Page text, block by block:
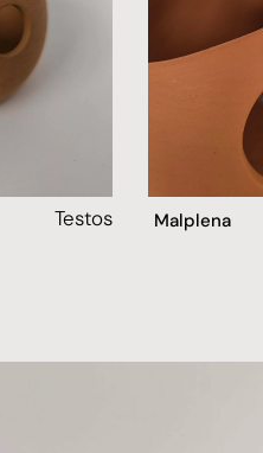
Testos Malplena